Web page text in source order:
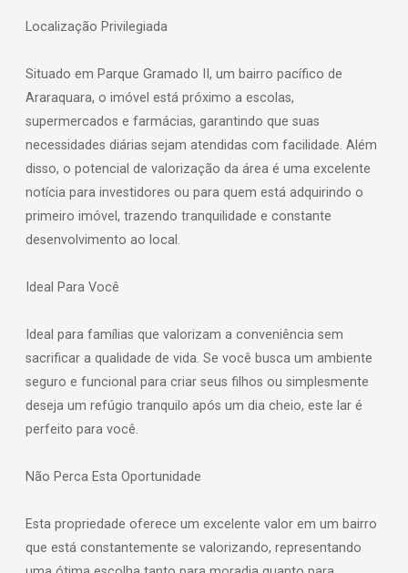
Localização Privilegiada
Situado em Parque Gramado II, um bairro pacífico de
Araraquara, o imóvel está próximo a escolas,
supermercados e farmácias, garantindo que suas
necessidades diárias sejam atendidas com facilidade. Além
disso, o potencial de valorização da área é uma excelente
notícia para investidores ou para quem está adquirindo o
primeiro imóvel, trazendo tranquilidade e constante
desenvolvimento ao local.
Ideal Para Você
Ideal para famílias que valorizam a conveniência sem
sacrificar a qualidade de vida. Se você busca um ambiente
seguro e funcional para criar seus filhos ou simplesmente
deseja um refúgio tranquilo após um dia cheio, este lar é
perfeito para você.
Não Perca Esta Oportunidade
Esta propriedade oferece um excelente valor em um bairro
que está constantemente se valorizando, representando